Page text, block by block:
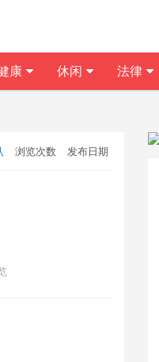
浏览次数 发布日期
康 休闲 法律